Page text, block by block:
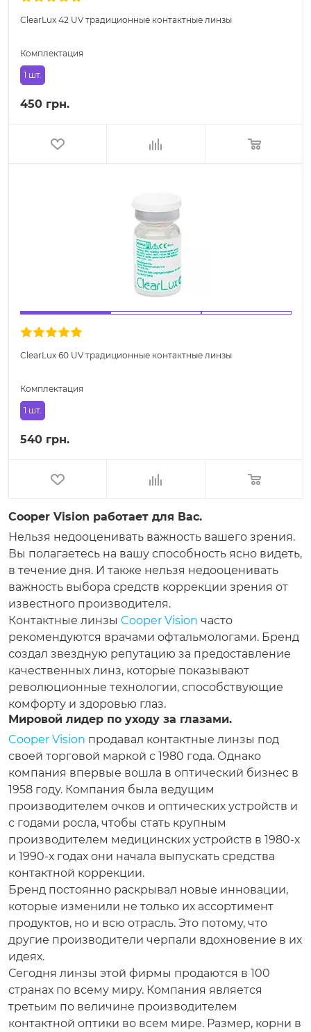
ClearLux 42 UV традиционные контактные линзы
Комплектация
1 шт.
450 грн.
ClearLux 60 UV традиционные контактные линзы
Комплектация
1 шт.
540 грн.
Cooper Vision работает для Вас.
Нельзя недооценивать важность вашего зрения.
Вы полагаетесь на вашу способность ясно видеть,
в течение дня. И также нельзя недооценивать
важность выбора средств коррекции зрения от
известного производителя.
Контактные линзы Cooper Vision часто
рекомендуются врачами офтальмологами. Бренд
создал звездную репутацию за предоставление
качественных линз, которые показывают
революционные технологии, способствующие
комфорту и здоровью глаз.
Мировой лидер по уходу за глазами.
Cooper Vision продавал контактные линзы под
своей торговой маркой с 1980 года. Однако
компания впервые вошла в оптический бизнес в
1958 году. Компания была ведущим
производителем очков и оптических устройств и
с годами росла, чтобы стать крупным
производителем медицинских устройств в 1980-х
и 1990-х годах они начала выпускать средства
контактной коррекции.
Бренд постоянно раскрывал новые инновации,
которые изменили не только их ассортимент
продуктов, но и всю отрасль. Это потому, что
другие производители черпали вдохновение в их
идеях.
Сегодня линзы этой фирмы продаются в 100
странах по всему миру. Компания является
третьим по величине производителем
контактной оптики во всем мире. Размер, корни в